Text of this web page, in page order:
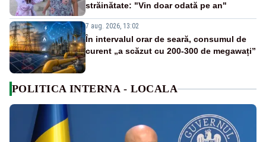
străinătate: "Vin doar odată pe an"
7 aug. 2026, 13:02
În intervalul orar de seară, consumul de
curent „a scăzut cu 200-300 de megawați”
POLITICA INTERNA - LOCALA